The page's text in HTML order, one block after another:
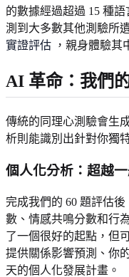
的數據經過超過 15 種
測到大多數其他測驗所
實證評估 ，親身體驗其
AI 革命：我們
傳統的同理心測驗會生
析則能識別出針對你獨
個人化分析：超越
完成我們的 60 題評估
數、情感共鳴分數和行
了一個很好的起點，但
提供關係影響預測、你
天的個人化發展計畫。